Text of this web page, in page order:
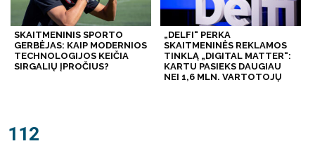
SKAITMENINIS SPORTO
GERBĖJAS: KAIP MODERNIOS
TECHNOLOGIJOS KEIČIA
SIRGALIŲ ĮPROČIUS?
„DELFI“ PERKA
SKAITMENINĖS REKLAMOS
TINKLĄ „DIGITAL MATTER“:
KARTU PASIEKS DAUGIAU
NEI 1,6 MLN. VARTOTOJŲ
112